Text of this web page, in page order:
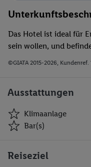
Das Hotel ist ideal für
sein wollen, und
©GIATA 2015-2026, Kundenref.
Ausstattungen
Klimaanlage
Bar(s)
Bar(s)
Reiseziel